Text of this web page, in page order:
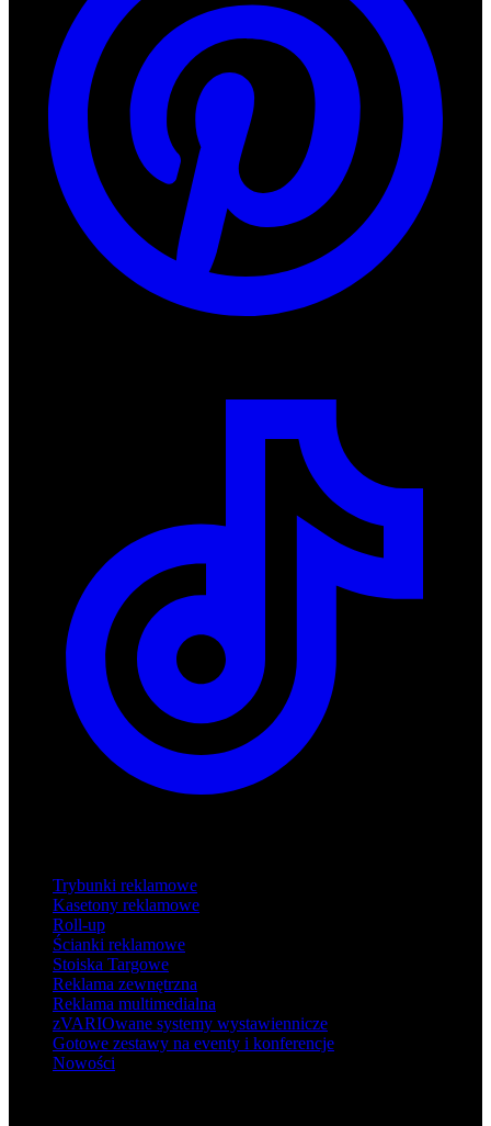
Trybunki reklamowe
Kasetony reklamowe
Roll-up
Ścianki reklamowe
Stoiska Targowe
Reklama zewnętrzna
Reklama multimedialna
zVARIOwane systemy wystawiennicze
Gotowe zestawy na eventy i konferencje
Nowości